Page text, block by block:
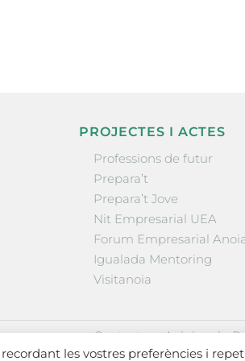
PROJECTES I ACTES
Professions de futur
Prepara’t
Prepara’t Jove
Nit Empresarial UEA
Forum Empresarial
Igualada Mentoring
Visitanoia
Contactar·Avís legal·
les vostres preferències i